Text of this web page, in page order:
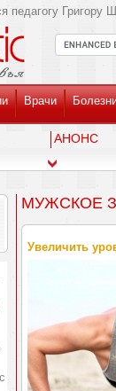
Григору
Врачи
АНОНС
МУЖСКОЕ
Увеличить